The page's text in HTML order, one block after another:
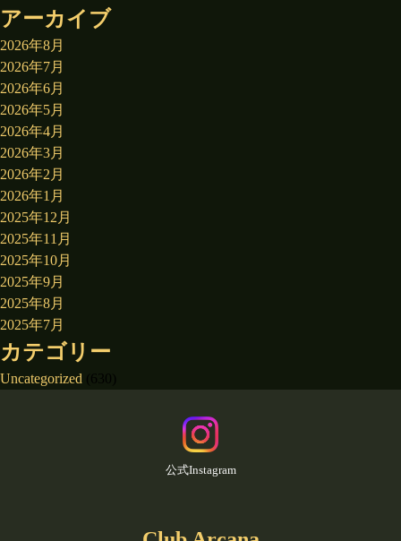
アーカイブ
2026年8月
2026年7月
2026年6月
2026年5月
2026年4月
2026年3月
2026年2月
2026年1月
2025年12月
2025年11月
2025年10月
2025年9月
2025年8月
2025年7月
カテゴリー
Uncategorized
公式Instagram